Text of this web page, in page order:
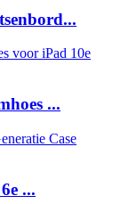
...
...